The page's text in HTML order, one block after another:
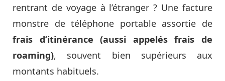
rentrant de voyage à l’étranger ? Une facture
monstre de téléphone portable assortie de
frais d’itinérance (aussi appelés frais de
roaming), souvent bien supérieurs aux
montants habituels.